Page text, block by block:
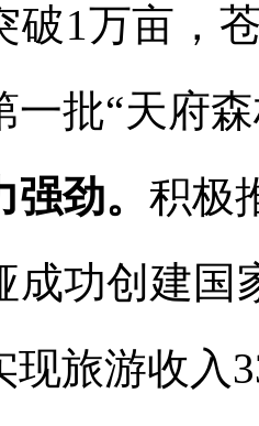
破1万亩，
一批“天府
劲。 积极
成功创建国
现旅游收入